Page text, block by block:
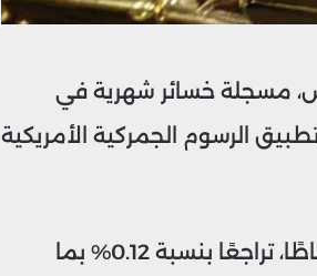
مسجلة خسائر شهرية في
الرسوم الجمركية الأمريكية
وسجلت العقود الآجلة للذهب تسليم ديسمبر، الأكثر نشاطًا، تراجعًا بنسبة 0.12% بما